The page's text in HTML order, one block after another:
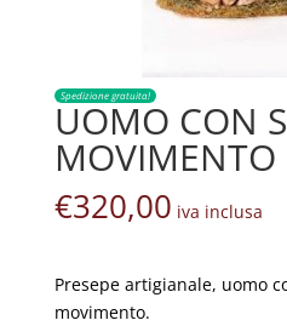
Spedizione gratuita!
UOMO CON
€320,00 iva inclusa
Presepe artigianale, uomo
movimento.